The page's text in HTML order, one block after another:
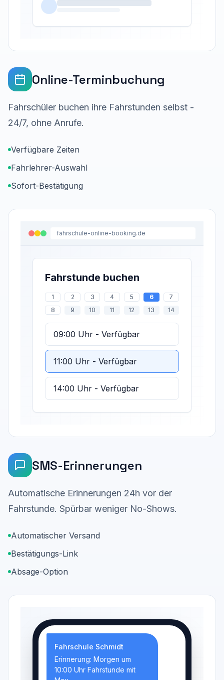
Online-Terminbuchung
Fahrschüler buchen ihre Fahrstunden selbst -
24/7, ohne Anrufe.
Verfügbare Zeiten
Fahrlehrer-Auswahl
Sofort-Bestätigung
fahrschule-online-booking.de
Fahrstunde buchen
1 2 3 4 5 6
7
8
9 10 11 12 13 14
09:00 Uhr - Verfügbar
11:00 Uhr - Verfügbar
14:00 Uhr - Verfügbar
SMS-Erinnerungen
Automatische Erinnerungen 24h vor der
Fahrstunde. Spürbar weniger No-Shows.
Automatischer Versand
Bestätigungs-Link
Absage-Option
Fahrschule Schmidt
Erinnerung: Morgen um
10:00 Uhr Fahrstunde mit